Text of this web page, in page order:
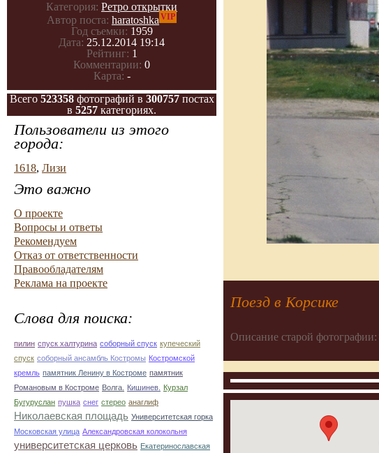
Категория: Ретро открытки
Автор поста: haratoshka VIP
Год съемки: 1959
Дата: 25.12.2014 19:14
Рейтинг: 1
Комментарии: 0
Карта: -
Всего 523358фотографий в 300757постах
в 5257 категориях.
Пользователи из этого
города:
1618, Лизи
Это важно
О проекте
Вопросы и ответы
Рекомендуем
Отказ от ответственности
Правообладателям
Реклама на проекте
Слова для поиска:
пилин спуск халтурина соборный спуск купеческий
спуск соборный ансамбль Костромы Костромской
кремль памятник Ленину в Костроме памятник
Романовым в Костроме Волга. Кишинев.
Курзал
Бугуруслан пушка снег стерео анаглиф
Николаевская площадь Университетская горка
Московская улица Александровская колокольня
университетская церковь Екатеринославская
Поезд в Корсике
Описание старой фотографии: